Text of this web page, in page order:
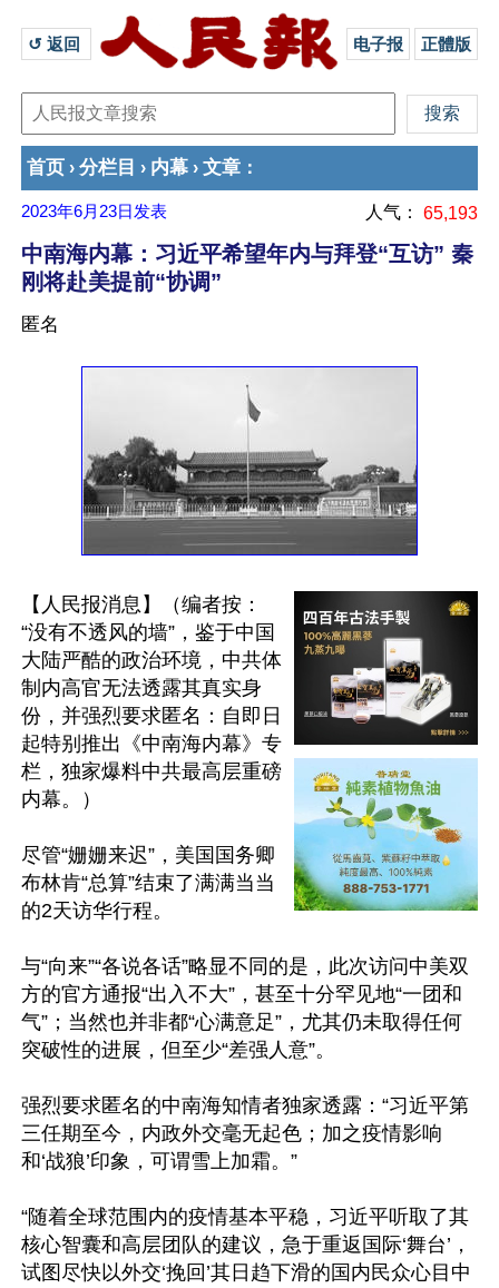
↺ 返回 电子报 正體版
首页 › 分栏目 › 内幕 › 文章 ：
2023年6月23日 发表 人气： 65,193
中南海内幕：习近平希望年内与拜登“互访” 秦
刚将赴美提前“协调”
匿名
【人民报消息】（编者按：
“没有不透风的墙”，鉴于中国
大陆严酷的政治环境，中共体
制内高官无法透露其真实身
份，并强烈要求匿名：自即日
起特别推出《中南海内幕》专
栏，独家爆料中共最高层重磅
内幕。）
尽管“姗姗来迟”，美国国务卿
布林肯“总算”结束了满满当当
的2天访华行程。
与“向来”“各说各话”略显不同的是，此次访问中美双
方的官方通报“出入不大”，甚至十分罕见地“一团和
气”；当然也并非都“心满意足”，尤其仍未取得任何
突破性的进展，但至少“差强人意”。
强烈要求匿名的中南海知情者独家透露：“习近平第
三任期至今，内政外交毫无起色；加之疫情影响
和‘战狼’印象，可谓雪上加霜。”
“随着全球范围内的疫情基本平稳，习近平听取了其
核心智囊和高层团队的建议，急于重返国际‘舞台’，
试图尽快以外交‘挽回’其日趋下滑的国内民众心目中